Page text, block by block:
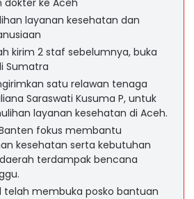
dokter ke Aceh
layanan kesehatan dan
kirim 2 staf sebelumnya, buka
Sumatra
satu relawan tenaga
Saraswati Kusuma P, untuk
layanan kesehatan di Aceh.
Banten fokus membantu
kesehatan serta kebutuhan
terdampak bencana
telah membuka posko bantuan